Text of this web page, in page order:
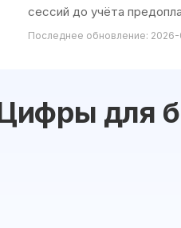
сессий до учёта
Последнее обновление: 2026-
для